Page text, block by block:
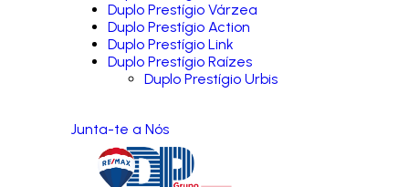
Duplo Prestígio Várzea
Duplo Prestígio Action
Duplo Prestígio Link
Duplo Prestígio Raízes
Duplo Prestígio Urbis
Junta-te a Nós